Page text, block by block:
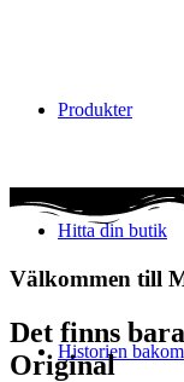
Produkter
Hitta din butik
Historien bakom
Välkommen till
Det finns
Original